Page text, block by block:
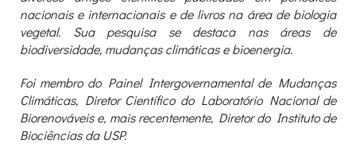
nacionais e internacionais e de livros na área de biologia
vegetal. Sua pesquisa se destaca nas áreas de
biodiversidade, mudanças climáticas e bioenergia.
Foi membro do Painel Intergovernamental de Mudanças
Climáticas, Diretor Científico do Laboratório Nacional de
Biorenováveis e, mais recentemente,Diretor do Instituto de
Biociências da USP.